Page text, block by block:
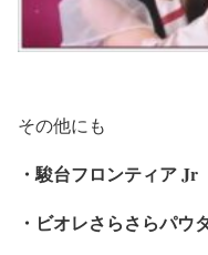
その他にも
・駿台フロンティア Jr
・ビオレさらさらパウ